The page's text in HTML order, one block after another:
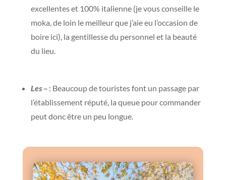
excellentes et 100% italienne (je vous conseille le
moka, de loin le meilleur que j’aie eu l’occasion de
boire ici), la gentillesse du personnel et la beauté
du lieu.
Les –: Beaucoup de touristes font un passage par
l’établissement réputé, la queue pour commander
peut donc être un peu longue.